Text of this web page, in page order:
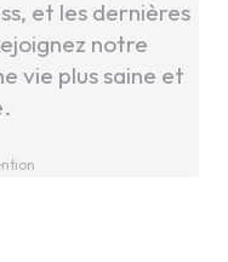
et les dernières
notre
vie plus saine et